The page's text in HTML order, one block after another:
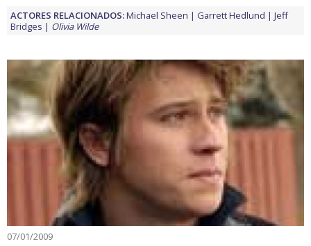
ACTORES RELACIONADOS:Michael Sheen Garrett Hedlund
Jeff
Bridges
Olivia Wilde
07/01/2009